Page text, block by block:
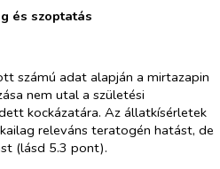
és szoptatás
számú adat alapján a mirtazapin
nem utal a születési
kockázatára. Az állatkísérletek
releváns teratogén hatást, de
(lásd 5.3 pont).